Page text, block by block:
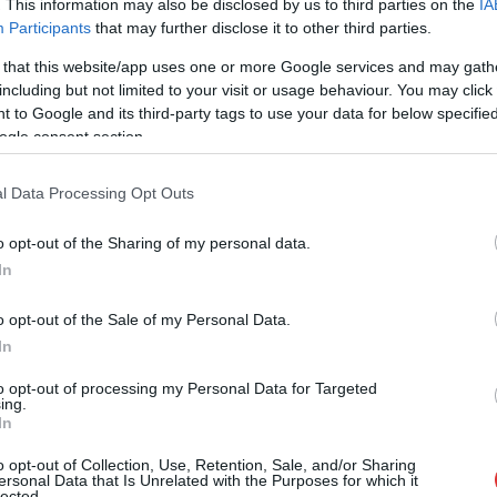
This information may also be disclosed by us to third parties on the
Participants that may further disclose it to other third parties.
that this website/app uses one or more Google services and may
but not limited to your visit or usage behaviour. You may
to Google and its third-party tags to use your data for below
consent section.
Data Processing Opt Outs
opt-out of the Sharing of my personal data.
opt-out of the Sale of my Personal Data.
opt-out of processing my Personal Data for Targeted
opt-out of Collection, Use, Retention, Sale, and/or Sharing
Data that Is Unrelated with the Purposes for which it
füstölése miatt kényszerült részleges
leállásra a Keleti pályaudvar kedd délután. A
tűzoltósági beavatkozás idejére a
felsővezeték hálózatának egy részét is
lekapcsolták, ami komoly korlátozásokat,
járatkimaradásokat és jelentős késéseket
gyöngyösi vonalakon.
TOVÁBB OLVASOM
,
újszászi vasútvonalon
Pályahiba okozott fennakadást csütörtök